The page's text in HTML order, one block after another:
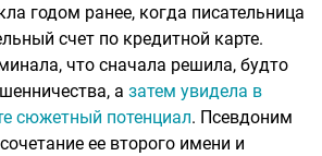
годом ранее, когда писательница
счет по кредитной карте.
что сначала решила, будто
а затем увидела в
сюжетный потенциал. Псевдоним
ее второго имени и